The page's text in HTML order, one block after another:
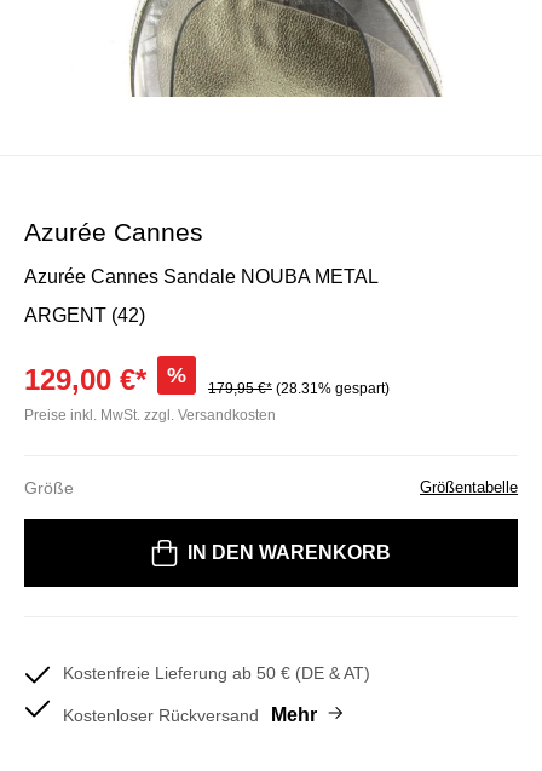
Azurée Cannes
Azurée Cannes Sandale NOUBA METAL
ARGENT (42)
129,00 €* %
179,95 €* (28.31% gespart)
Preise inkl. MwSt. zzgl. Versandkosten
Größe Größentabelle
IN DEN WARENKORB
Kostenfreie Lieferung ab 50 € (DE & AT)
Kostenloser Rückversand Mehr